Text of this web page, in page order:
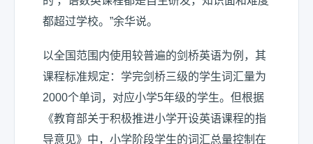
都超过学校。”余华说。
以全国范围内使用较普遍的剑桥英语为例，其
课程标准规定：学完剑桥三级的学生词汇量为
2000个单词，对应小学5年级的学生。但根据
《教育部关于积极推进小学开设英语课程的指
导意见》中，小学阶段学生的词汇总量控制在